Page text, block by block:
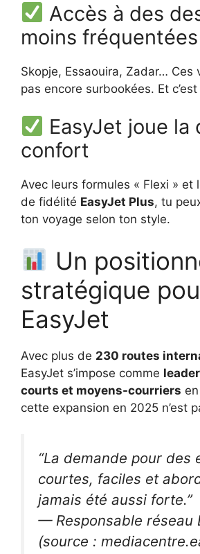
Accès à des
moins fréquentées
Skopje, Essaouira, Zadar… Ces
pas encore surbookées. Et
EasyJet joue la
confort
Avec leurs formules « Flexi » et
de fidélité EasyJet Plus, tu
ton voyage selon ton style.
Un
stratégique
EasyJet
Avec plus de 230 routes
EasyJet s’impose comme
courts et moyens-courriers
cette expansion en 2025 n’est
“La demande pour des
courtes, faciles et
jamais été aussi forte.”
— Responsable réseau
(source :